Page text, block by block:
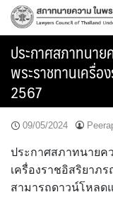
Skip
ประกาศสภาทนาย
พระราชทานเครื่
2567
09/05/2024
ประกาศสภาทนายค
เครื่องราชอิสริยาภ
สามารถดาวน์โหลด